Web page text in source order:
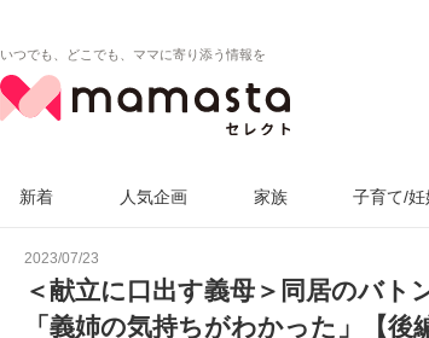
いつでも、どこでも、ママに寄り添う情報を
新着 人気企画 家族 子育て/
2023/07/23
＜献立に口出す義母＞同居のバト
「義姉の気持ちがわかった」【後